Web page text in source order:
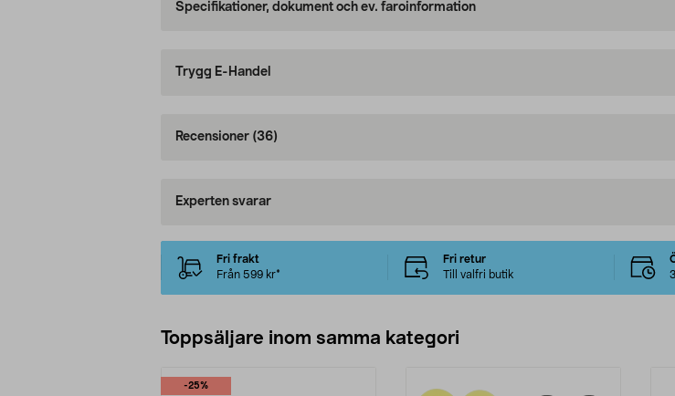
Specifikationer, dokument och ev. faroinformation
Trygg E-Handel
Recensioner (36)
Experten svarar
Fri frakt
Från 599 kr*
Fri retur
Till valfri butik
Toppsäljare inom samma kategori
-25%